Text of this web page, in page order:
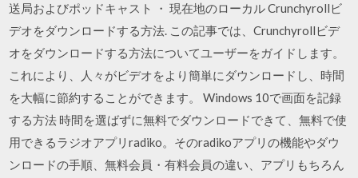
送局およびポッドキャスト ・ 現在地のローカル Crunchyrollビ
デオをダウンロードする方法. この記事では、Crunchyrollビデ
オをダウンロードする方法についてユーザーをガイドします。
これにより、人々がビデオをより簡単にダウンロードし、時間
を大幅に節約することができます。 Windows 10で画面を記録
する方法 時間を選ばずに無料でダウンロードできて、無料で使
用できるラジオアプリradiko。そのradikoアプリの機能やダウ
ンロードの手順、無料会員・有料会員の違い、アプリもちろん